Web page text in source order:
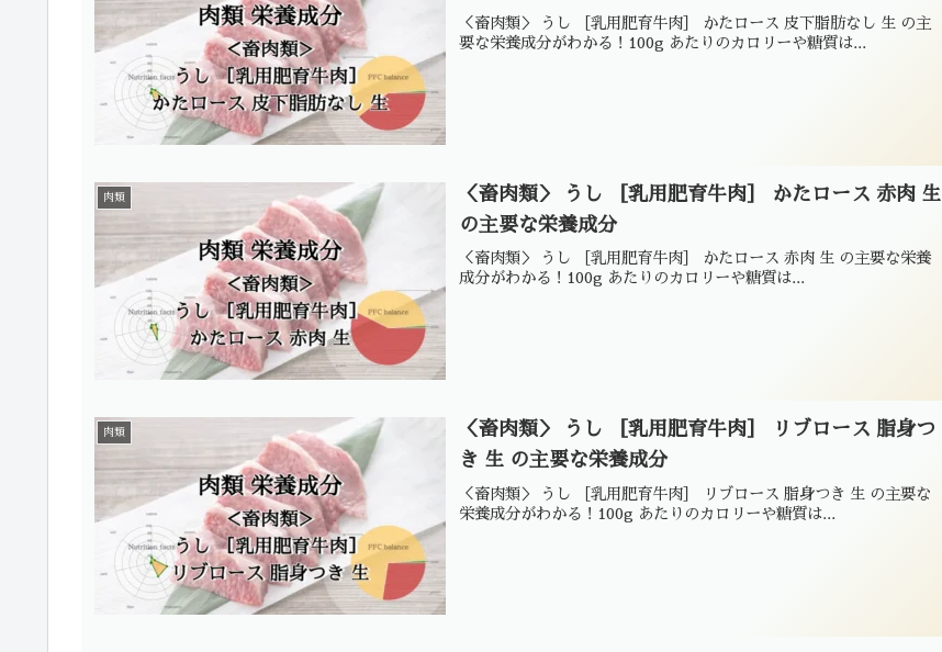
＜畜肉類＞ うし ［乳用肥育牛肉］ かたロース 皮下脂肪なし 生 の主
要な栄養成分がわかる！100g あたりのカロリーや糖質は...
肉類
＜畜肉類＞ うし ［乳用肥育牛肉］ かたロース 赤肉 生
の主要な栄養成分
＜畜肉類＞ うし ［乳用肥育牛肉］ かたロース 赤肉 生 の主要な栄養
成分がわかる！100g あたりのカロリーや糖質は...
肉類
＜畜肉類＞ うし ［乳用肥育牛肉］ リブロース 脂身つ
き 生 の主要な栄養成分
＜畜肉類＞ うし ［乳用肥育牛肉］ リブロース 脂身つき 生 の主要な
栄養成分がわかる！100g あたりのカロリーや糖質は...